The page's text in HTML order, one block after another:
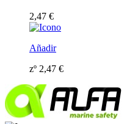
2,47 €
Añadir
zº 2,47 €